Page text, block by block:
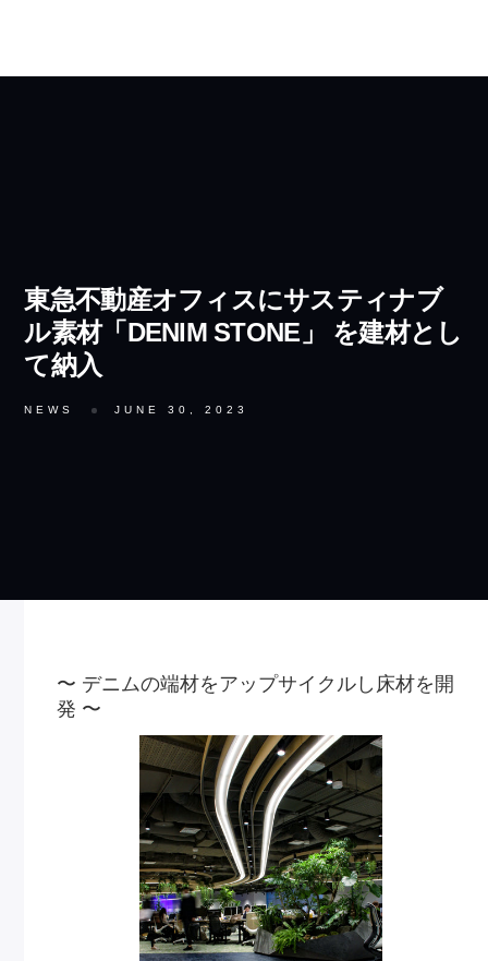
東急不動産オフィスにサスティナブ
ル素材「DENIM STONE」 を建材とし
て納⼊
NEWS JUNE 30, 2023
〜 デニムの端材をアップサイクルし床材を開
発 〜